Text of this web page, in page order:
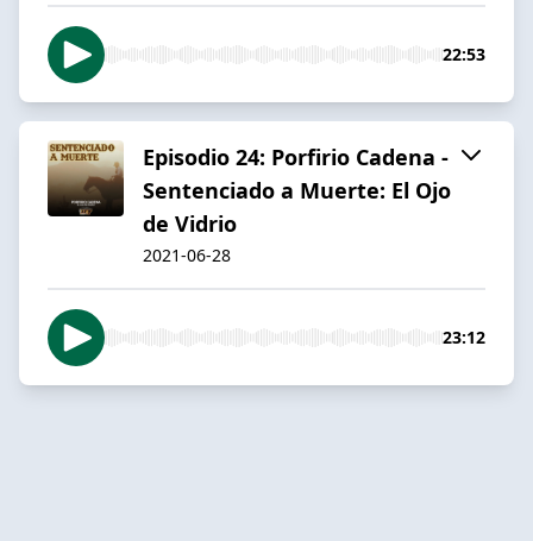
22:53
Episodio 24: Porfirio Cadena -
Sentenciado a Muerte: El Ojo
de Vidrio
2021-06-28
23:12